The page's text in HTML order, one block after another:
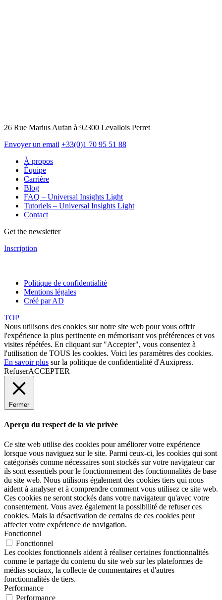
26 Rue Marius Aufan à 92300 Levallois Perret
Envoyer un email +33(0)1 70 95 51 88
À propos
Équipe
Carrière
Blog
FAQ – Universal Insights Light
Tutoriels – Universal Insights Light
Contact
Get the newsletter
Inscription
Politique de confidentialité
Mentions légales
Créé par AD
TOP
Nous utilisons des cookies sur notre site web pour vous offrir
l'expérience la plus pertinente en mémorisant vos préférences et vos
visites répétées. En cliquant sur "Accepter", vous consentez à
l'utilisation de TOUS les cookies. Voici les paramètres des cookies.
En savoir plus sur la politique de confidentialité d'Auxipress.
RefuserACCEPTER
Fermer
Aperçu du respect de la vie privée
Ce site web utilise des cookies pour améliorer votre expérience
lorsque vous naviguez sur le site. Parmi ceux-ci, les cookies qui sont
catégorisés comme nécessaires sont stockés sur votre navigateur car
ils sont essentiels pour le fonctionnement des fonctionnalités de base
du site web. Nous utilisons également des cookies tiers qui nous
aident à analyser et à comprendre comment vous utilisez ce site web.
Ces cookies ne seront stockés dans votre navigateur qu'avec votre
consentement. Vous avez également la possibilité de refuser ces
cookies. Mais la désactivation de certains de ces cookies peut
affecter votre expérience de navigation.
Fonctionnel
Fonctionnel
Les cookies fonctionnels aident à réaliser certaines fonctionnalités
comme le partage du contenu du site web sur les plateformes de
médias sociaux, la collecte de commentaires et d'autres
fonctionnalités de tiers.
Performance
Performance